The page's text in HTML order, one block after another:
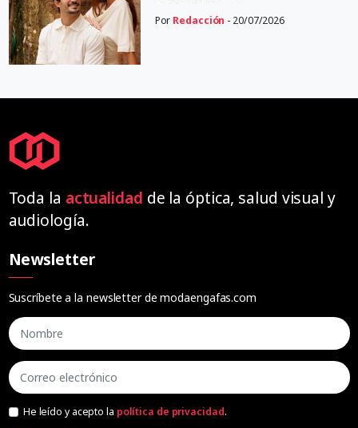
Por Redacción - 20/07/2026
Toda la actualidad de la óptica, salud visual y
audiología.
Newsletter
Suscríbete a la newsletter de modaengafas.com
He leído y acepto la política de privacidad.